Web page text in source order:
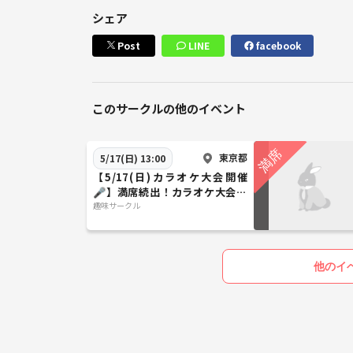
シェア
Post LINE facebook
このサークルの他のイベント
5/17(日) 13:00 東京都
【5/17(日)カラオケ大会開催
🎤】満席続出！カラオケ大会で
音楽好き大集合✨
趣味サークル
他のイ